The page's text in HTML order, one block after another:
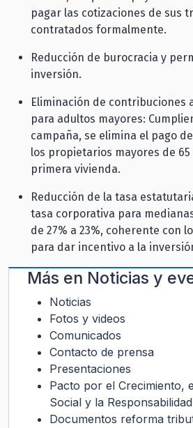
pagar las cotizaciones de sus
contratados formalmente.
Reducción de burocracia y
inversión.
Eliminación de contribuciones
para adultos mayores:
campaña, se elimina el pago
los propietarios mayores de
primera vivienda.
Reducción de la tasa
tasa corporativa para
de 27% a 23%, coherente con
para dar incentivo a la
Más en Noticias y
Noticias
Fotos y videos
Comunicados
Contacto de prensa
Presentaciones
Pacto por el Crecimiento,
Social y la
Documentos reforma